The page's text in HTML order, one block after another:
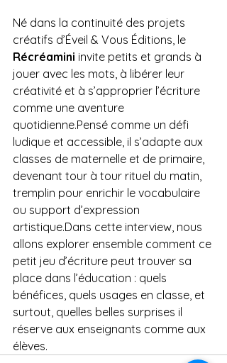
Né dans la continuité des projets
créatifs d’Éveil & Vous Éditions, le
Récréamini invite petits et grands à
jouer avec les mots, à libérer leur
créativité et à s’approprier l’écriture
comme une aventure
quotidienne.Pensé comme un défi
ludique et accessible, il s’adapte aux
classes de maternelle et de primaire,
devenant tour à tour rituel du matin,
tremplin pour enrichir le vocabulaire
ou support d’expression
artistique.Dans cette interview, nous
allons explorer ensemble comment ce
petit jeu d’écriture peut trouver sa
place dans l’éducation : quels
bénéfices, quels usages en classe, et
surtout, quelles belles surprises il
réserve aux enseignants comme aux
élèves.